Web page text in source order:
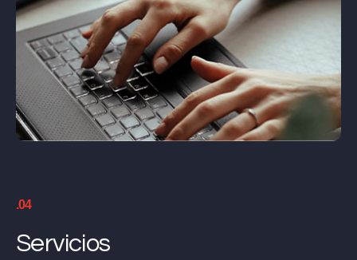
.04
Servicios